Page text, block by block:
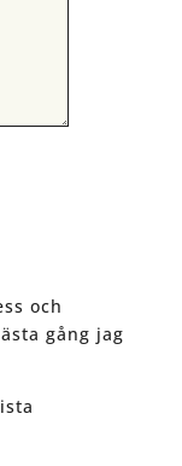
och
gång jag